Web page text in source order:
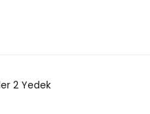
2 Yedek